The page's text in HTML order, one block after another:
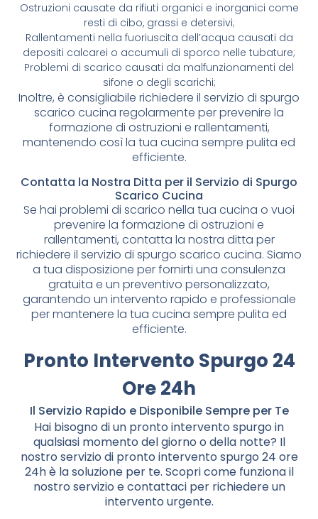
Ostruzioni causate da rifiuti organici e inorganici come
resti di cibo, grassi e detersivi;
Rallentamenti nella fuoriuscita dell’acqua causati da
depositi calcarei o accumuli di sporco nelle tubature;
Problemi di scarico causati da malfunzionamenti del
sifone o degli scarichi;
Inoltre, è consigliabile richiedere il servizio di spurgo
scarico cucina regolarmente per prevenire la
formazione di ostruzioni e rallentamenti,
mantenendo così la tua cucina sempre pulita ed
efficiente.
Contatta la Nostra Ditta per il Servizio di Spurgo
Scarico Cucina
Se hai problemi di scarico nella tua cucina o vuoi
prevenire la formazione di ostruzioni e
rallentamenti, contatta la nostra ditta per
richiedere il servizio di spurgo scarico cucina. Siamo
a tua disposizione per fornirti una consulenza
gratuita e un preventivo personalizzato,
garantendo un intervento rapido e professionale
per mantenere la tua cucina sempre pulita ed
efficiente.
Pronto Intervento Spurgo 24
Ore 24h
Il Servizio Rapido e Disponibile Sempre per Te
Hai bisogno di un pronto intervento spurgo in
qualsiasi momento del giorno o della notte? Il
nostro servizio di pronto intervento spurgo 24 ore
24h è la soluzione per te. Scopri come funziona il
nostro servizio e contattaci per richiedere un
intervento urgente.